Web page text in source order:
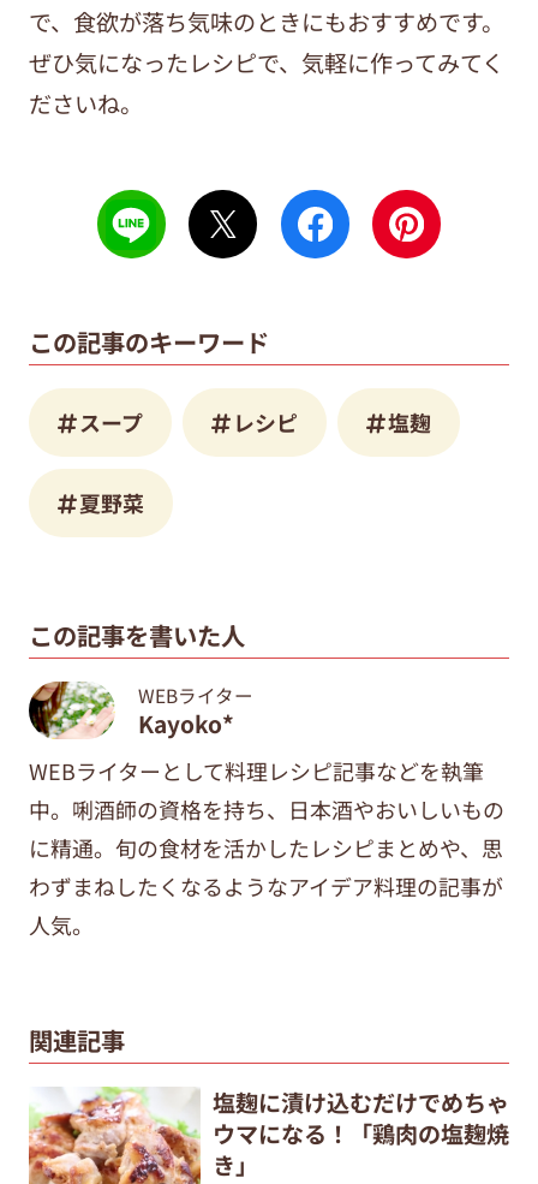
で、食欲が落ち気味のときにもおすすめです。
ぜひ気になったレシピで、気軽に作ってみてく
ださいね。
この記事のキーワード
スープ レシピ 塩麹
夏野菜
この記事を書いた人
WEBライター
Kayoko*
WEBライターとして料理レシピ記事などを執筆
中。唎酒師の資格を持ち、日本酒やおいしいもの
に精通。旬の食材を活かしたレシピまとめや、思
わずまねしたくなるようなアイデア料理の記事が
人気。
関連記事
塩麹に漬け込むだけでめちゃ
ウマになる！「鶏肉の塩麹焼
き」